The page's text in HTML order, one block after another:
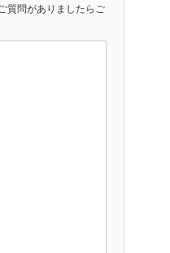
質問がありましたらご